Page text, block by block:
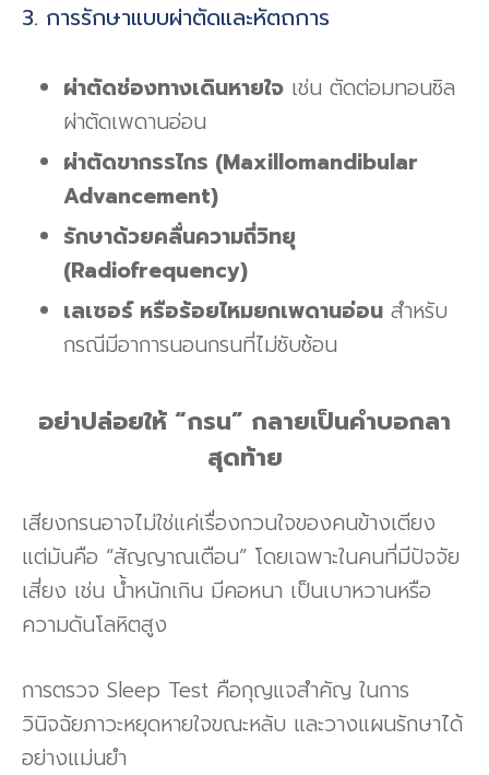
3. การรักษาแบบผ่าตัดและหัตถการ
ผ่าตัดช่องทางเดินหายใจ เช่น ตัดต่อมทอนซิล
ผ่าตัดเพดานอ่อน
ผ่าตัดขากรรไกร (Maxillomandibular
Advancement)
รักษาด้วยคลื่นความถี่วิทยุ
(Radiofrequency)
เลเซอร์ หรือร้อยไหมยกเพดานอ่อน สำหรับ
กรณีมีอาการนอนกรนที่ไม่ซับซ้อน
อย่าปล่อยให้ “กรน” กลายเป็นคำบอกลา
สุดท้าย
เสียงกรนอาจไม่ใช่แค่เรื่องกวนใจของคนข้างเตียง
แต่มันคือ “สัญญาณเตือน” โดยเฉพาะในคนที่มีปัจจัย
เสี่ยง เช่น น้ำหนักเกิน มีคอหนา เป็นเบาหวานหรือ
ความดันโลหิตสูง
การตรวจ Sleep Test คือกุญแจสำคัญ ในการ
วินิจฉัยภาวะหยุดหายใจขณะหลับ และวางแผนรักษาได้
อย่างแม่นยำ